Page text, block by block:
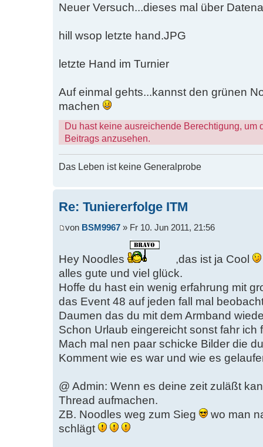
Neuer Versuch...dieses mal über
hill wsop letzte hand.JPG
letzte Hand im Turnier
Auf einmal gehts...kannst den grünen
machen
Du hast keine ausreichende Berechtigung, um
Beitrags anzusehen.
Das Leben ist keine Generalprobe
Re: Tuniererfolge ITM
von BSM9967 » Fr 10. Jun 2011, 21:56
Hey Noodles ,das ist ja Cool
alles gute und viel glück.
Hoffe du hast ein wenig erfahrung mit
das Event 48 auf jeden fall mal
Daumen das du mit dem Armband
Schon Urlaub eingereicht sonst fahr ich
Mach mal nen paar schicke Bilder die
Komment wie es war und wie es
@ Admin: Wenn es deine zeit zuläßt
Thread aufmachen.
ZB. Noodles weg zum Sieg
wo man
schlägt